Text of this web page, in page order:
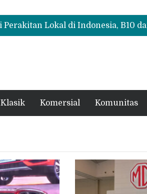
Klasik Komersial Komunitas